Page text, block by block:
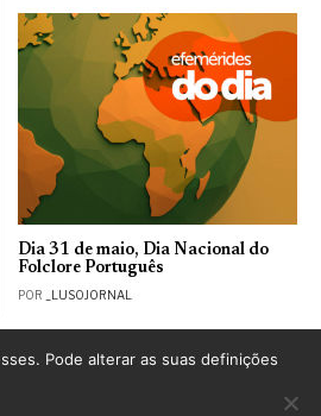
Dia 31 de maio, Dia Nacional do
Folclore Português
POR _LUSOJORNAL
Pode alterar as suas definições